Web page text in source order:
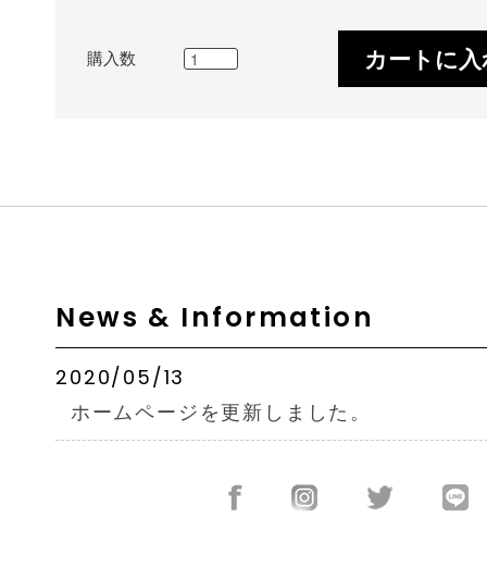
購入数 カートに
News & Information
2020/05/13
ホームページを更新しました。